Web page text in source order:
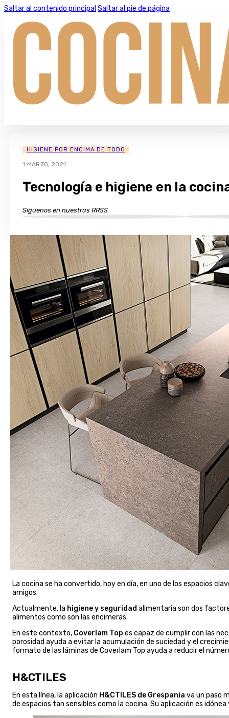
Saltar al contenido principal Saltar al pie de página
HIGIENE POR ENCIMA DE TODO
1 MARZO, 2021
Tecnología e higiene en la
Síguenos en nuestras RRSS
La cocina se ha convertido, hoy en día, en uno de los espacios
amigos.
Actualmente, la higiene y seguridad alimentaria son dos
alimentos como son las encimeras.
En este contexto, Coverlam Top es capaz de cumplir con las
porosidad ayuda a evitar la acumulación de suciedad y el
formato de las láminas de Coverlam Top ayuda a reducir el
H&CTILES
En esta línea, la aplicación H&CTILES de Grespania va un paso
de espacios tan sensibles como la cocina. Su aplicación es